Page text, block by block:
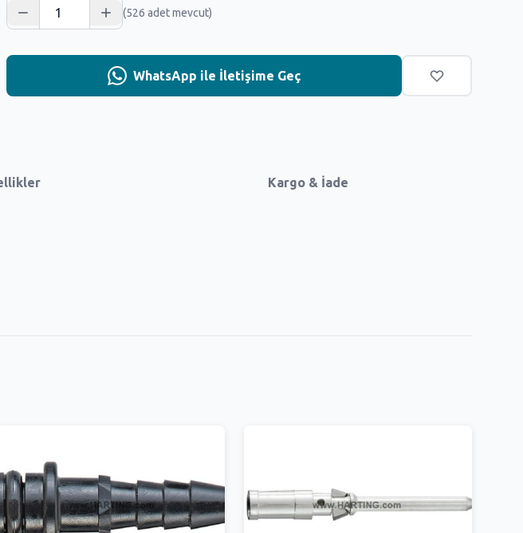
(526 adet mevcut)
WhatsApp ile İletişime Geç
Kargo & İade